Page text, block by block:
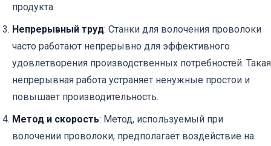
продукта.
Непрерывный труд: Станки для волочения проволоки
часто работают непрерывно для эффективного
удовлетворения производственных потребностей. Такая
непрерывная работа устраняет ненужные простои и
повышает производительность.
Метод и скорость: Метод, используемый при
волочении проволоки, предполагает воздействие на